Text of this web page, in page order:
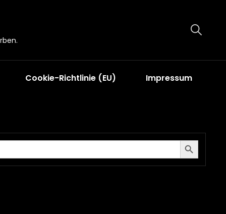
Cookie-Richtlinie (EU) Impressum
Search Button